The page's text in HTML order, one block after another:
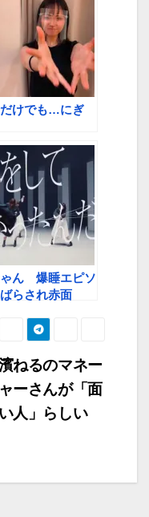
発売
けでも…にぎ
ん 爆睡エピソ
らされ赤面
ねるのマネー
ーさんが「面
人」らしい